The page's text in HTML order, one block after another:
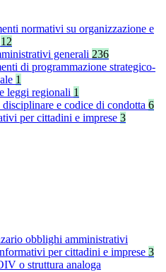
normativi su organizzazione e
12
generali 236
di programmazione strategico-
1
leggi regionali 1
e codice di condotta 6
per cittadini e imprese 3
obblighi amministrativi
per cittadini e imprese 3
o struttura analoga